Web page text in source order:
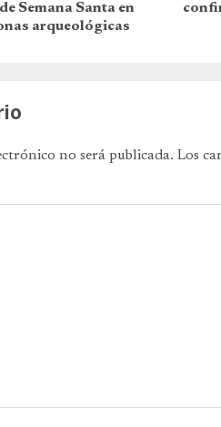
Semana Santa en
arqueológicas
no será publicada. Los